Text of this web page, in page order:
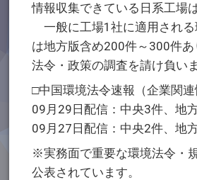
情報収集できている日系工場
一般に工場1社に適用され
は地方版含め200件～300件
法令・政策の調査を請け負いま
□中国環境法令速報（企業関連
09月29日配信：中央3件、地
09月27日配信：中央2件、地
※実務面で重要な環境法令・
公表されています。